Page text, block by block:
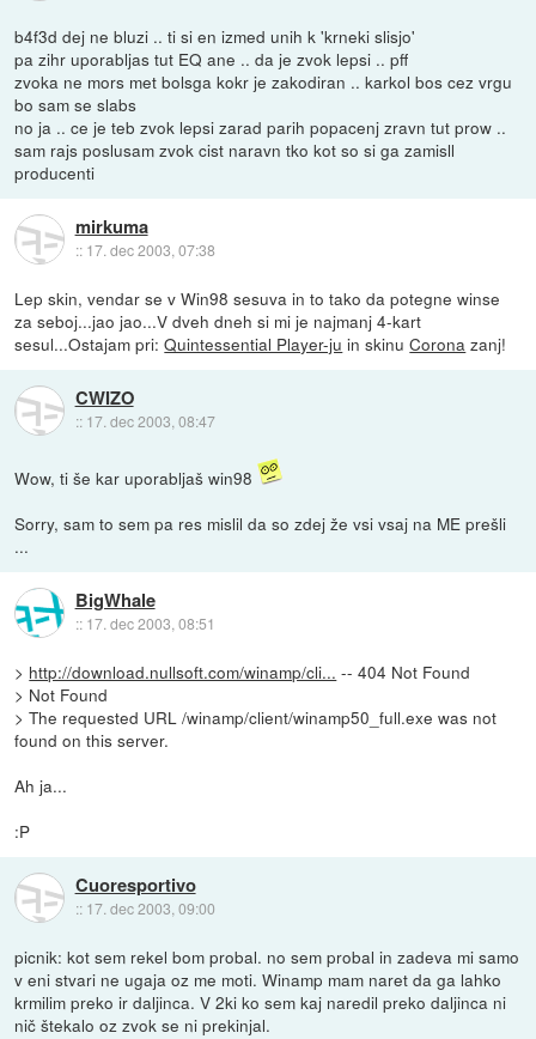
b4f3d dej ne bluzi .. ti si en izmed unih k 'krneki slisjo'
pa zihr uporabljas tut EQ ane .. da je zvok lepsi .. pff
zvoka ne mors met bolsga kokr je zakodiran .. karkol bos cez vrgu
bo sam se slabs
no ja .. ce je teb zvok lepsi zarad parih popacenj zravn tut prow ..
sam rajs poslusam zvok cist naravn tko kot so si ga zamisll
producenti
mirkuma
:: 17. dec 2003, 07:38
Lep skin, vendar se v Win98 sesuva in to tako da potegne winse
za seboj...jao jao...V dveh dneh si mi je najmanj 4-kart
sesul...Ostajam pri:Quintessential Player-ju in skinuCorona zanj!
CWIZO
:: 17. dec 2003, 08:47
Wow, ti še kar uporabljaš win98
Sorry, sam to sem pa res mislil da so zdej že vsi vsaj na ME prešli
...
BigWhale
:: 17. dec 2003, 08:51
> http://download.nullsoft.com/winamp/cli... -- 404 Not Found
> Not Found
> The requested URL /winamp/client/winamp50_full.exe was not
found on this server.
Ah ja...
:P
Cuoresportivo
:: 17. dec 2003, 09:00
picnik: kot sem rekel bom probal. no sem probal in zadeva mi samo
v eni stvari ne ugaja oz me moti. Winamp mam naret da ga lahko
krmilim preko ir daljinca. V 2ki ko sem kaj naredil preko daljinca ni
nič štekalo oz zvok se ni prekinjal.